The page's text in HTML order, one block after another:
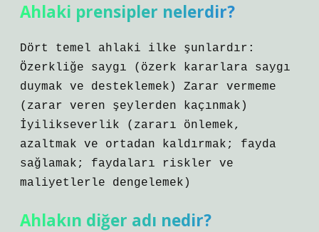
Ahlaki prensipler nelerdir?
Dört temel ahlaki ilke şunlardır:
Özerkliğe saygı (özerk kararlara saygı
duymak ve desteklemek) Zarar vermeme
(zarar veren şeylerden kaçınmak)
İyilikseverlik (zararı önlemek,
azaltmak ve ortadan kaldırmak; fayda
sağlamak; faydaları riskler ve
maliyetlerle dengelemek)
Ahlakın diğer adı nedir?